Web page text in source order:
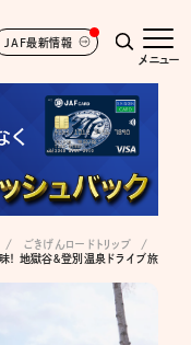
JAF最新情報
メニュー
ごきげんロードトリップ
！ 地獄谷＆登別温泉ドライブ旅